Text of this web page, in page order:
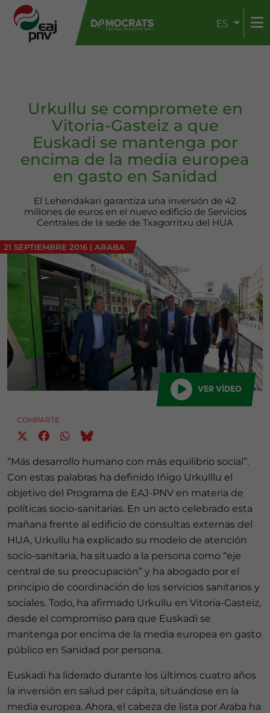
ES
Urkullu se compromete en
Vitoria-Gasteiz a que
Euskadi se mantenga por
encima de la media europea
en gasto en Sanidad
El Lehendakari garantiza una inversión de 42
millones de euros en el nuevo edificio de Servicios
Centrales de la sede de Txagorritxu del HUA
21 SEPTIEMBRE 2016 | ARABA
VER VÍDEO
COMPARTE
“Más desarrollo humano con más equilibrio social”.
Con estas palabras ha definido Iñigo Urkulllu el
objetivo del Programa de EAJ-PNV en materia de
políticas socio-sanitarias. En un acto celebrado esta
mañana frente al edificio de consultas externas del
HUA, Urkullu ha explicado su modelo de atención
socio-sanitaria, ha situado a la persona como “eje
central de su preocupación” y ha abogado por el
principio de coordinación de los servicios sanitarios y
sociales. Todo, ha afirmado Urkullu en Vitoria-Gasteiz,
desde el compromiso para que Euskadi se
mantenga por encima de la media europea en gasto
público en Sanidad por persona.
Euskadi ha liderado durante los últimos cuatro años
la inversión en salud per cápita, situándose en la
media europea. Ahora, el cabeza de lista por Araba ha